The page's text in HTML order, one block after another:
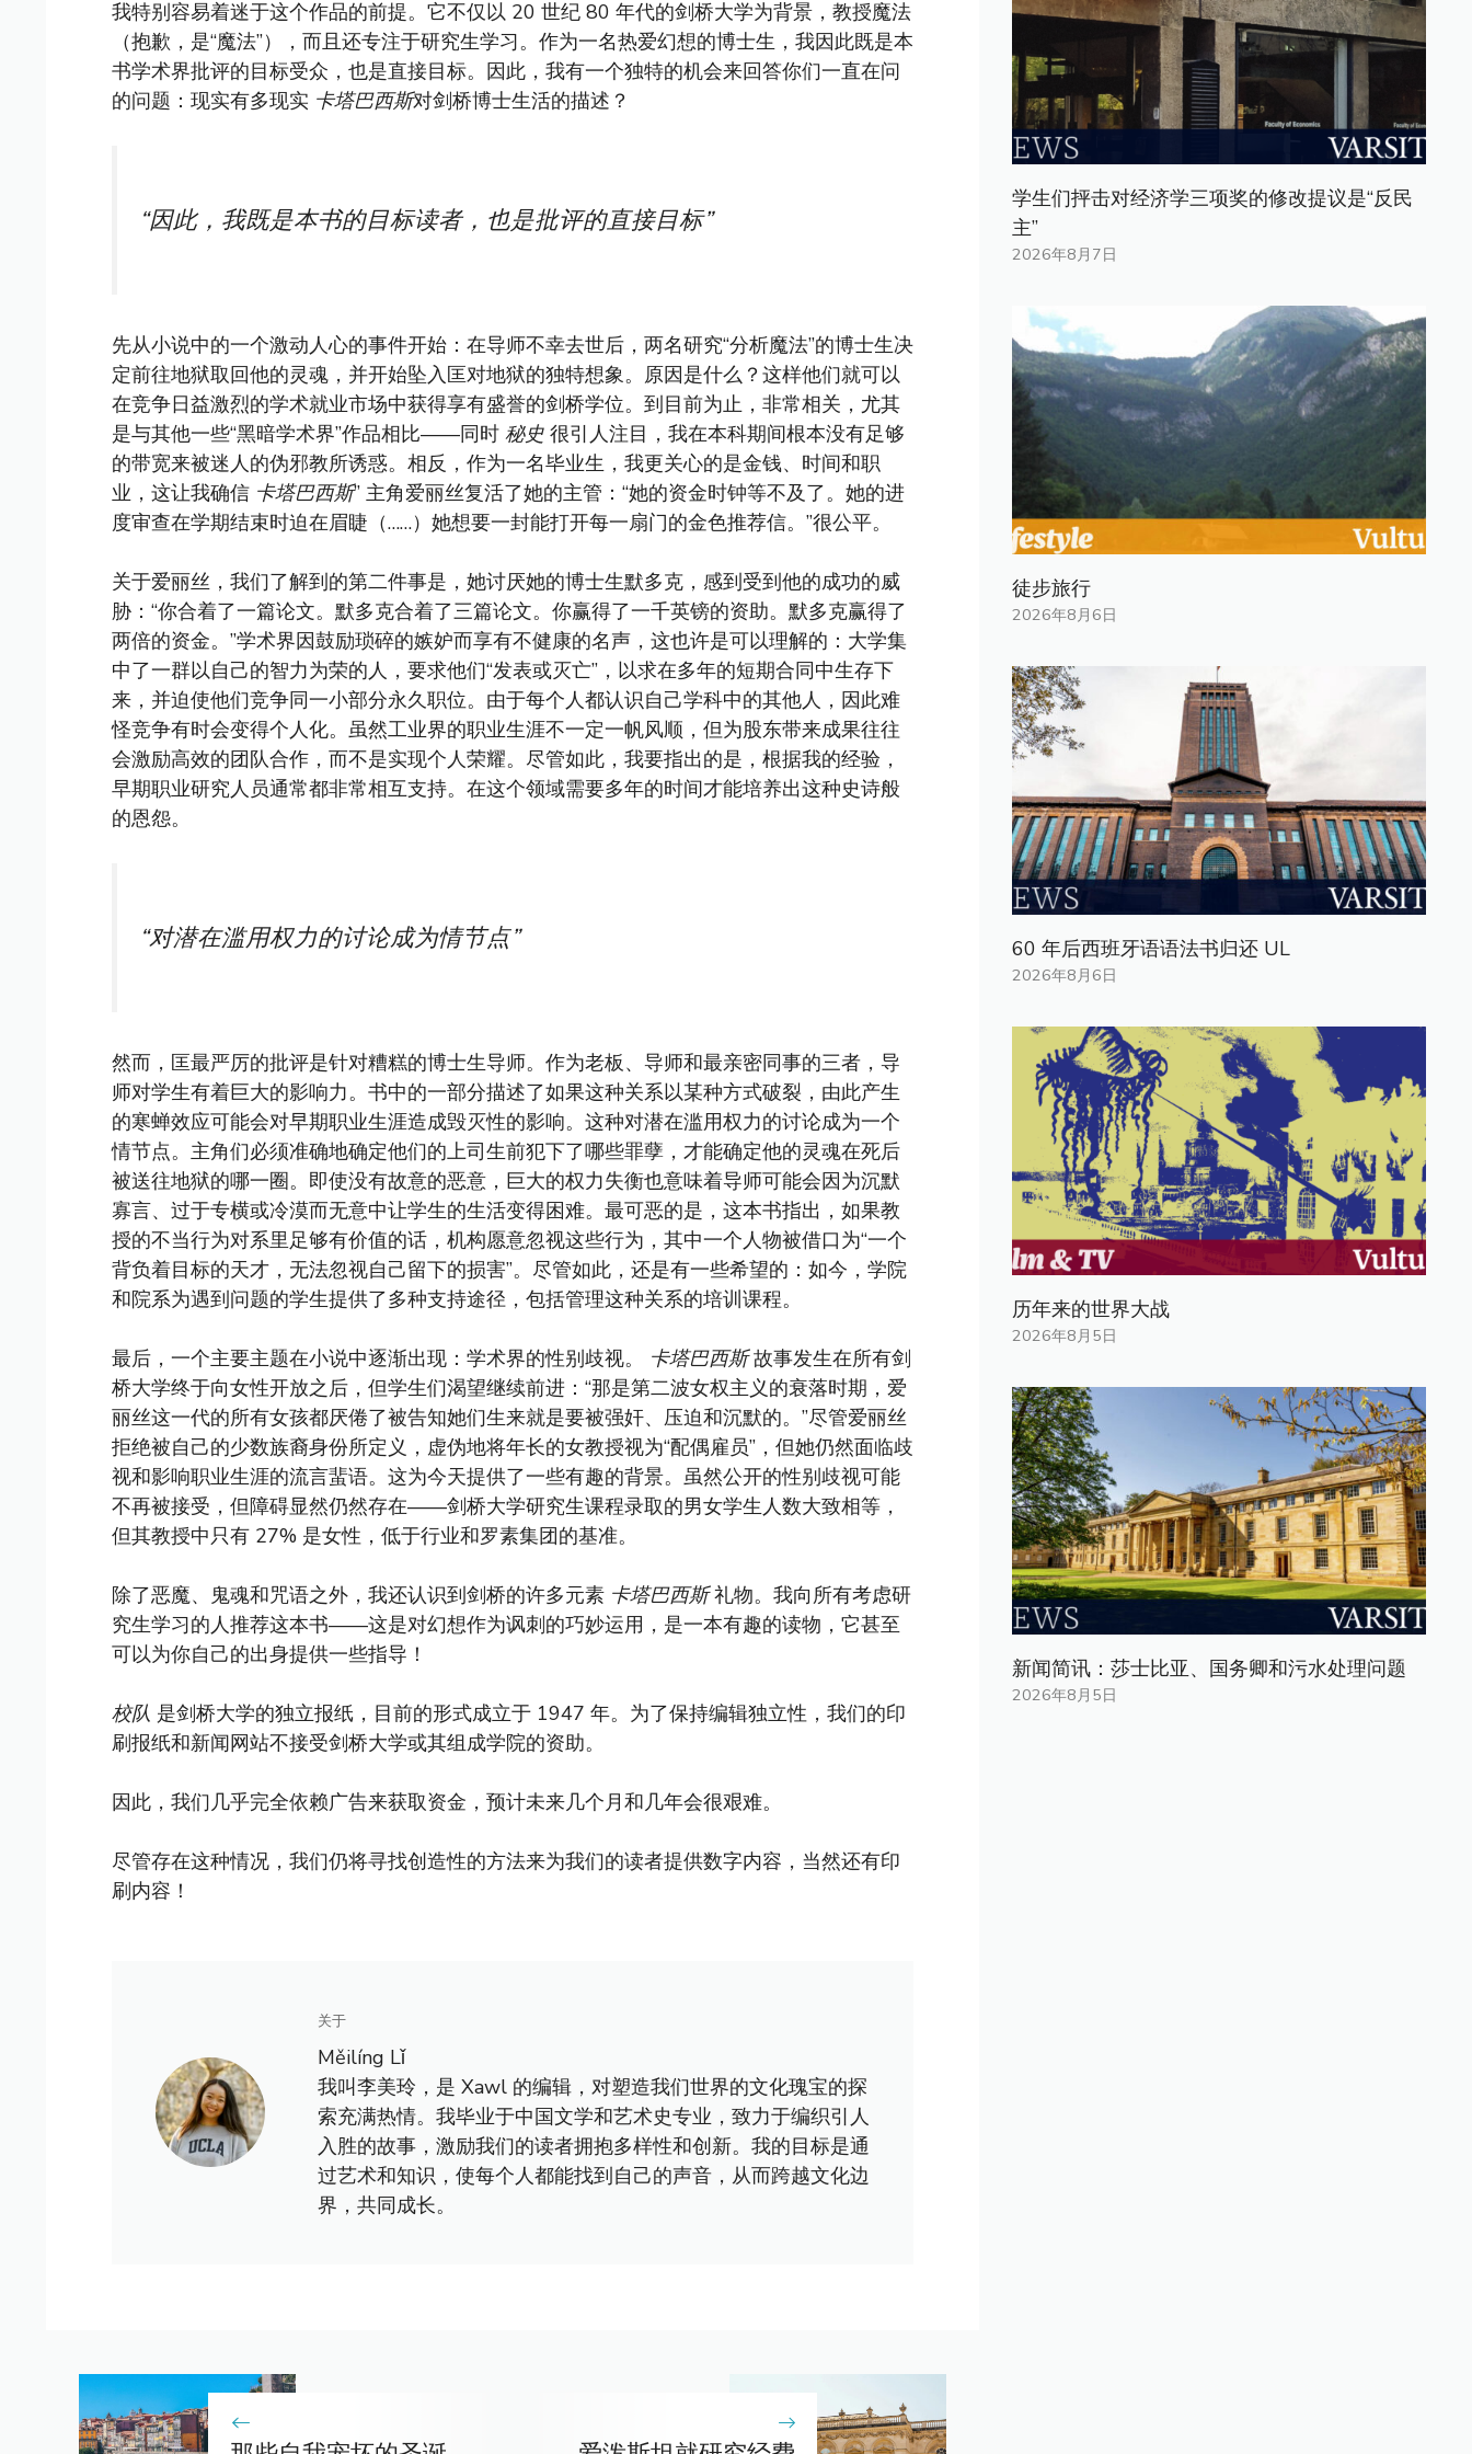
我特别容易着迷于这个作品的前提。它不仅以 20 世纪 80 年代的剑桥大学为背景，教授魔法
（抱歉，是“魔法”），而且还专注于研究生学习。作为一名热爱幻想的博士生，我因此既是本
书学术界批评的目标受众，也是直接目标。因此，我有一个独特的机会来回答你们一直在问
的问题：现实有多现实 卡塔巴西斯对剑桥博士生活的描述？
“因此，我既是本书的目标读者，也是批评的直接目标”
先从小说中的一个激动人心的事件开始：在导师不幸去世后，两名研究“分析魔法”的博士生决
定前往地狱取回他的灵魂，并开始坠入匡对地狱的独特想象。原因是什么？这样他们就可以
在竞争日益激烈的学术就业市场中获得享有盛誉的剑桥学位。到目前为止，非常相关，尤其
是与其他一些“黑暗学术界”作品相比——同时 秘史 很引人注目，我在本科期间根本没有足够
的带宽来被迷人的伪邪教所诱惑。相反，作为一名毕业生，我更关心的是金钱、时间和职
业，这让我确信 卡塔巴西斯” 主角爱丽丝复活了她的主管：“她的资金时钟等不及了。她的进
度审查在学期结束时迫在眉睫（……）她想要一封能打开每一扇门的金色推荐信。”很公平。
关于爱丽丝，我们了解到的第二件事是，她讨厌她的博士生默多克，感到受到他的成功的威
胁：“你合着了一篇论文。默多克合着了三篇论文。你赢得了一千英镑的资助。默多克赢得了
两倍的资金。”学术界因鼓励琐碎的嫉妒而享有不健康的名声，这也许是可以理解的：大学集
中了一群以自己的智力为荣的人，要求他们“发表或灭亡”，以求在多年的短期合同中生存下
来，并迫使他们竞争同一小部分永久职位。由于每个人都认识自己学科中的其他人，因此难
怪竞争有时会变得个人化。虽然工业界的职业生涯不一定一帆风顺，但为股东带来成果往往
会激励高效的团队合作，而不是实现个人荣耀。尽管如此，我要指出的是，根据我的经验，
早期职业研究人员通常都非常相互支持。在这个领域需要多年的时间才能培养出这种史诗般
的恩怨。
“对潜在滥用权力的讨论成为情节点”
然而，匡最严厉的批评是针对糟糕的博士生导师。作为老板、导师和最亲密同事的三者，导
师对学生有着巨大的影响力。书中的一部分描述了如果这种关系以某种方式破裂，由此产生
的寒蝉效应可能会对早期职业生涯造成毁灭性的影响。这种对潜在滥用权力的讨论成为一个
情节点。主角们必须准确地确定他们的上司生前犯下了哪些罪孽，才能确定他的灵魂在死后
被送往地狱的哪一圈。即使没有故意的恶意，巨大的权力失衡也意味着导师可能会因为沉默
寡言、过于专横或冷漠而无意中让学生的生活变得困难。最可恶的是，这本书指出，如果教
授的不当行为对系里足够有价值的话，机构愿意忽视这些行为，其中一个人物被借口为“一个
背负着目标的天才，无法忽视自己留下的损害”。尽管如此，还是有一些希望的：如今，学院
和院系为遇到问题的学生提供了多种支持途径，包括管理这种关系的培训课程。
最后，一个主要主题在小说中逐渐出现：学术界的性别歧视。 卡塔巴西斯故事发生在所有剑
桥大学终于向女性开放之后，但学生们渴望继续前进：“那是第二波女权主义的衰落时期，爱
丽丝这一代的所有女孩都厌倦了被告知她们生来就是要被强奸、压迫和沉默的。”尽管爱丽丝
拒绝被自己的少数族裔身份所定义，虚伪地将年长的女教授视为“配偶雇员”，但她仍然面临歧
视和影响职业生涯的流言蜚语。这为今天提供了一些有趣的背景。虽然公开的性别歧视可能
不再被接受，但障碍显然仍然存在——剑桥大学研究生课程录取的男女学生人数大致相等，
但其教授中只有 27% 是女性，低于行业和罗素集团的基准。
除了恶魔、鬼魂和咒语之外，我还认识到剑桥的许多元素 卡塔巴西斯礼物。我向所有考虑研
究生学习的人推荐这本书——这是对幻想作为讽刺的巧妙运用，是一本有趣的读物，它甚至
可以为你自己的出身提供一些指导！
校队 是剑桥大学的独立报纸，目前的形式成立于 1947 年。为了保持编辑独立性，我们的印
刷报纸和新闻网站不接受剑桥大学或其组成学院的资助。
因此，我们几乎完全依赖广告来获取资金，预计未来几个月和几年会很艰难。
尽管存在这种情况，我们仍将寻找创造性的方法来为我们的读者提供数字内容，当然还有印
刷内容！
关于
Měilíng Lǐ
我叫李美玲，是 Xawl 的编辑，对塑造我们世界的文化瑰宝的探
索充满热情。我毕业于中国文学和艺术史专业，致力于编织引人
入胜的故事，激励我们的读者拥抱多样性和创新。我的目标是通
过艺术和知识，使每个人都能找到自己的声音，从而跨越文化边
界，共同成长。
学生们抨击对经济学三项奖的修改提议是“反民
主”
2026年8月7日
徒步旅行
2026年8月6日
60 年后西班牙语语法书归还 UL
2026年8月6日
历年来的世界大战
2026年8月5日
新闻简讯：莎士比亚、国务卿和污水处理问题
2026年8月5日